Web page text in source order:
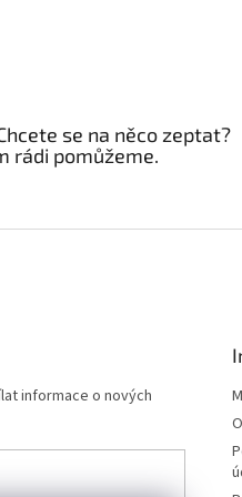
se na něco zeptat?
rádi pomůžeme.
informace o nových